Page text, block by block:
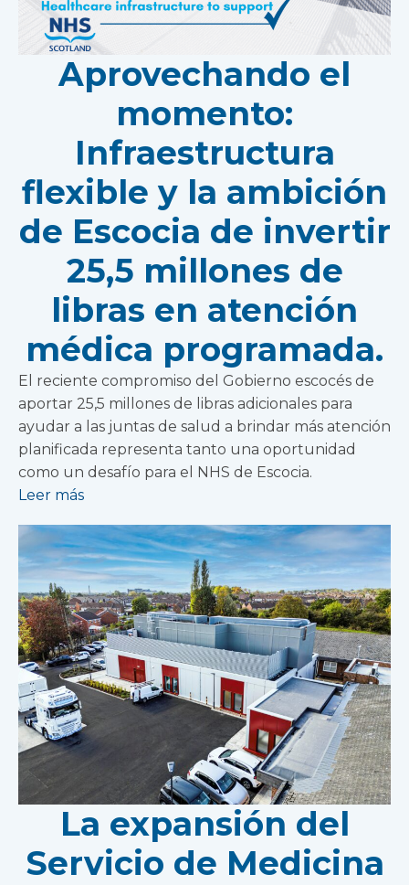
Aprovechando el
momento:
Infraestructura
flexible y la ambición
de Escocia de invertir
25,5 millones de
libras en atención
médica programada.
El reciente compromiso del Gobierno escocés de
aportar 25,5 millones de libras adicionales para
ayudar a las juntas de salud a brindar más atención
planificada representa tanto una oportunidad
como un desafío para el NHS de Escocia.
Leer más
La expansión del
Servicio de Medicina